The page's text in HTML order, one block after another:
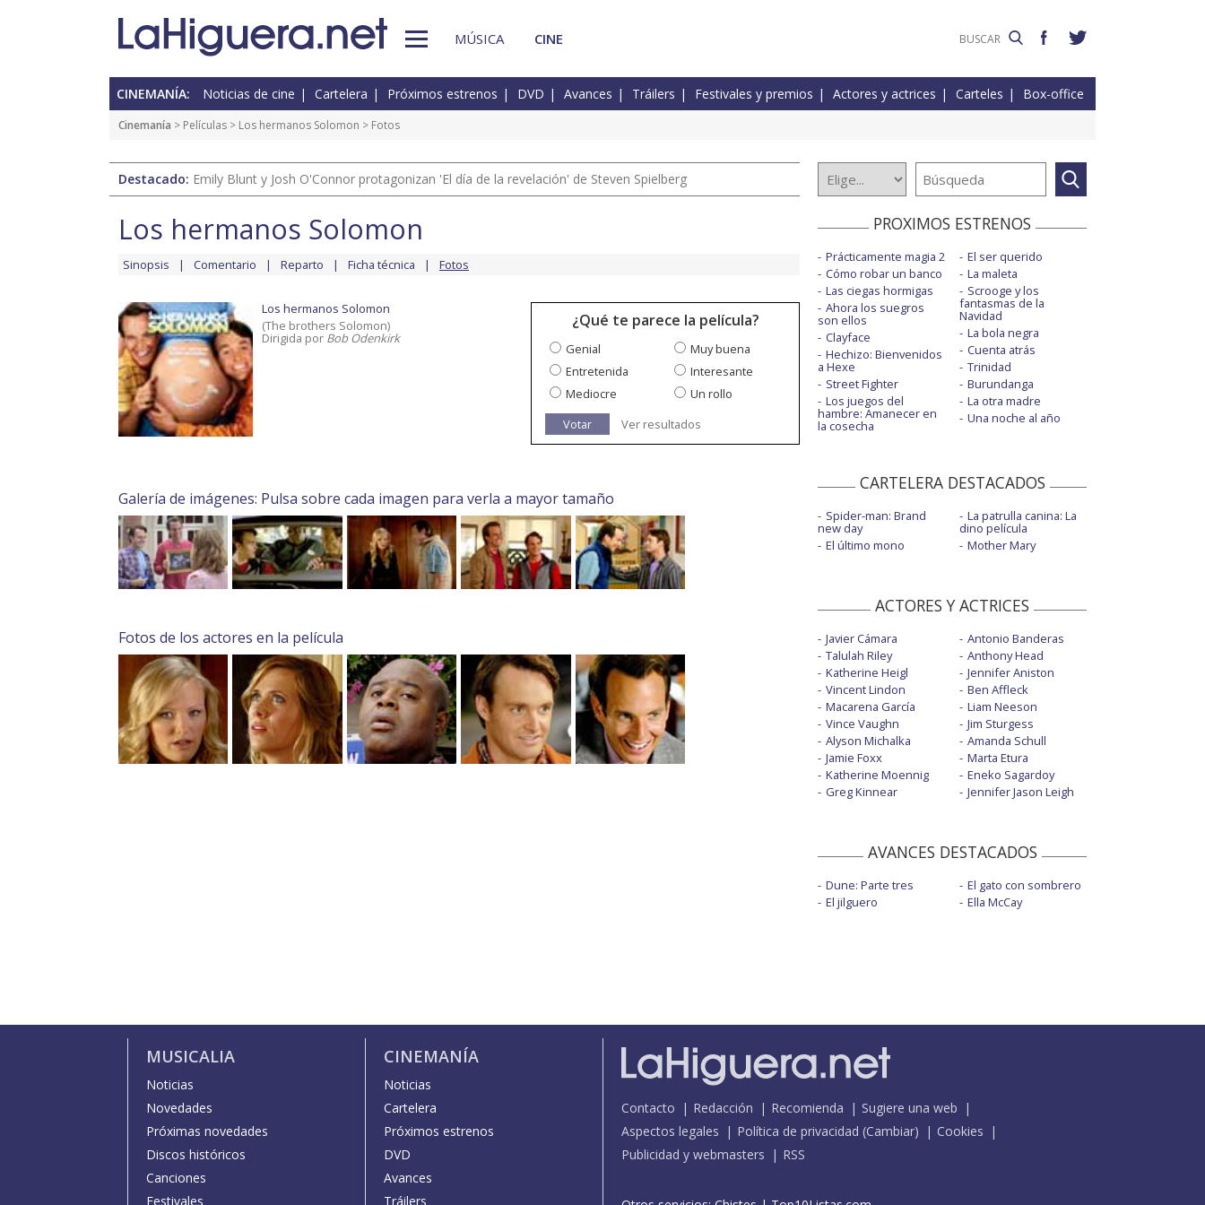
MÚSICA CINE
CINEMANÍA: Noticias de cine Cartelera Próximos estrenos DVD Avances Tráilers Festivales y premios Actores y actrices Carteles Box-office
Cinemanía > Películas > Los hermanos Solomon > Fotos
Destacado: Emily Blunt y Josh O'Connor protagonizan 'El día de la revelación' de Steven Spielberg
Los hermanos Solomon
Sinopsis Comentario Reparto Ficha técnica Fotos
Los hermanos Solomon
(The brothers Solomon)
Dirigida por Bob Odenkirk
¿Qué te parece la película?
Genial
Muy buena
Entretenida
Interesante
Mediocre
Un rollo
Votar
Ver resultados
Galería de imágenes: Pulsa sobre cada imagen para verla a mayor tamaño
Fotos de los actores en la película
PROXIMOS ESTRENOS
Prácticamente magia 2
Cómo robar un banco
Las ciegas hormigas
Ahora los suegros
son ellos
Clayface
Hechizo: Bienvenidos
a Hexe
Street Fighter
Los juegos del
hambre: Amanecer en
la cosecha
El ser querido
La maleta
Scrooge y los
fantasmas de la
Navidad
La bola negra
Cuenta atrás
Trinidad
Burundanga
La otra madre
Una noche al año
CARTELERA DESTACADOS
Spider-man: Brand
new day
El último mono
La patrulla canina: La
dino película
Mother Mary
ACTORES Y ACTRICES
Javier Cámara
Talulah Riley
Katherine Heigl
Vincent Lindon
Macarena García
Vince Vaughn
Alyson Michalka
Jamie Foxx
Katherine Moennig
Greg Kinnear
Antonio Banderas
Anthony Head
Jennifer Aniston
Ben Affleck
Liam Neeson
Jim Sturgess
Amanda Schull
Marta Etura
Eneko Sagardoy
Jennifer Jason Leigh
AVANCES DESTACADOS
Dune: Parte tres
El jilguero
El gato con sombrero
Ella McCay
MUSICALIA
Noticias
Novedades
Próximas novedades
Discos históricos
Canciones
Festivales
CINEMANÍA
Noticias
Cartelera
Próximos estrenos
DVD
Avances
Tráilers
Contacto Redacción Recomienda
Sugiere una web
Aspectos legales
Política de privacidad (Cambiar)
Cookies
Publicidad y webmasters
RSS